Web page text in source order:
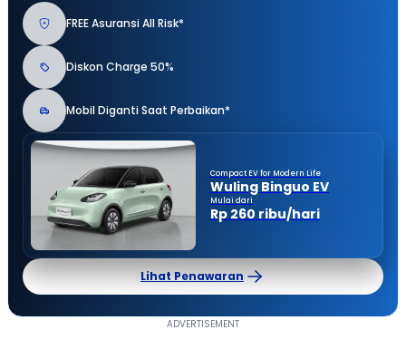
FREE Asuransi All Risk*
Diskon Charge 50%
Mobil Diganti Saat Perbaikan*
Compact EV for Modern Life
Wuling Binguo EV
Mulai dari
Rp 260 ribu/hari
Lihat Penawaran